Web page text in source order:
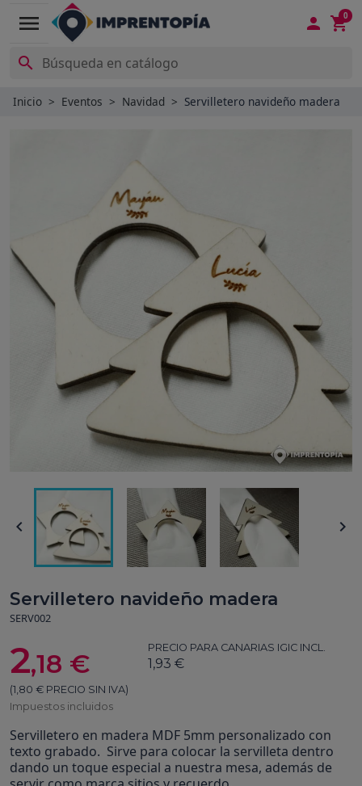
menu  
0

Inicio Eventos Navidad Servilletero navideño madera
 
Servilletero navideño madera
SERV002
2,18 €
(1,80 € PRECIO SIN IVA)
PRECIO PARA CANARIAS IGIC INCL.
1,93 €
Impuestos incluidos
Servilletero en madera MDF 5mm personalizado con
texto grabado. Sirve para colocar la servilleta dentro
dando un toque especial a nuestra mesa, además de